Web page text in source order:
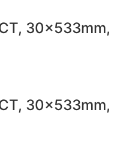
30x533mm,
30x533mm,